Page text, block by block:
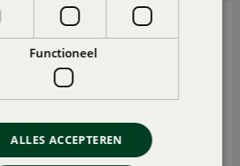
VOOR AUGUSTUS
Functioneel
ALLES ACCEPTEREN